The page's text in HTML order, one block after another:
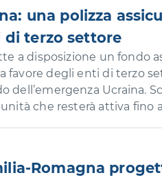
una polizza
di terzo settore
a disposizione un fondo
favore degli enti di terzo
dell’emergenza Ucraina.
che resterà attiva fino
Romagna